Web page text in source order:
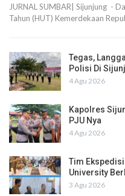
JURNAL SUMBAR| Sijunjung -
Tahun (HUT) Kemerdekaan
Tegas,
Polisi Di
4 Agu 2026
Kapolres
PJU Nya
4 Agu 2026
Tim
University
3 Agu 2026